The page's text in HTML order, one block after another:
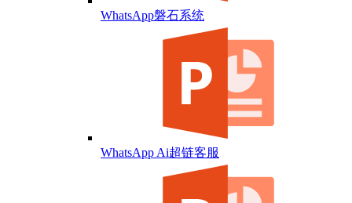
WhatsApp磐石系统
WhatsApp Ai超链客服